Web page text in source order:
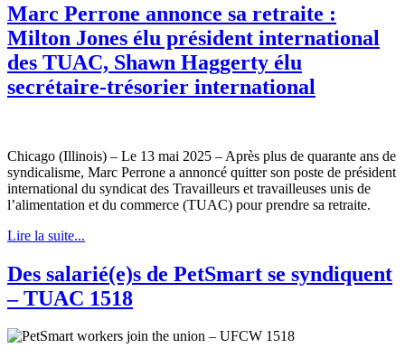
Marc Perrone annonce sa retraite :
Milton Jones élu président international
des TUAC, Shawn Haggerty élu
secrétaire-trésorier international
Chicago (Illinois) – Le 13 mai 2025 – Après plus de quarante ans de
syndicalisme, Marc Perrone a annoncé quitter son poste de président
international du syndicat des Travailleurs et travailleuses unis de
l’alimentation et du commerce (TUAC) pour prendre sa retraite.
Lire la suite...
Des salarié(e)s de PetSmart se syndiquent
– TUAC 1518